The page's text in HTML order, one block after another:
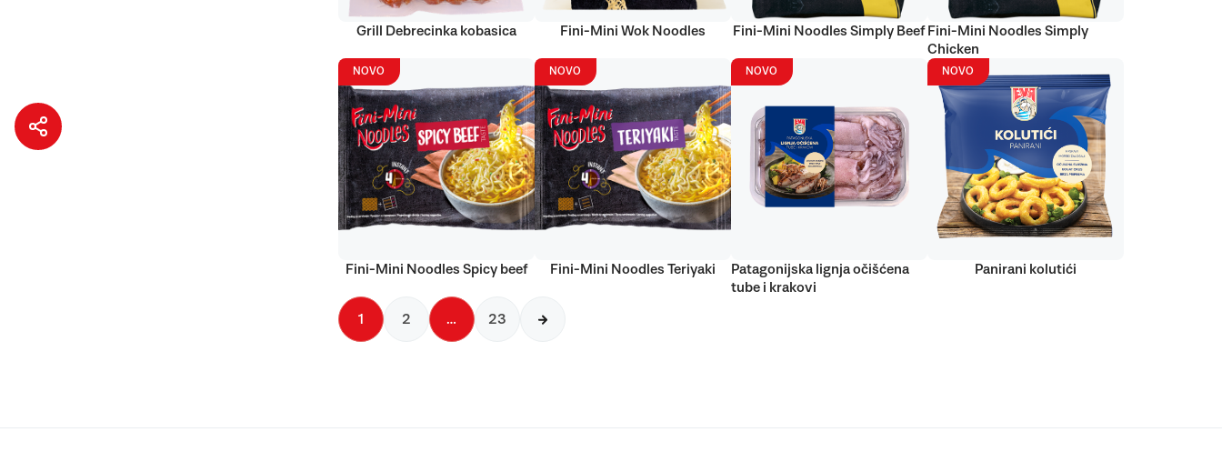
Grill Debrecinka kobasica Fini-Mini Wok Noodles Fini-Mini Noodles Simply Beef Fini-Mini Noodles Simply
Chicken
NOVO
Fini-Mini Noodles Spicy beef
NOVO
Fini-Mini Noodles Teriyaki
NOVO
Patagonijska lignja očišćena
tube i krakovi
NOVO
Panirani kolutići
1 2 … 23